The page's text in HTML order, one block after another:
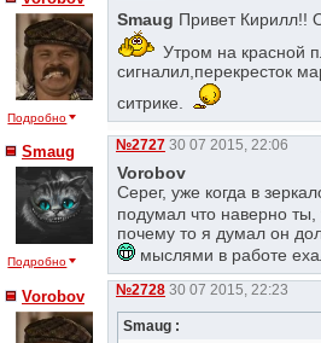
Подробно
Smaug Привет Кирилл!!
Утром на красной
сигналил,перекресток
ситрике.
Smaug
Подробно
№2727 30 07 2015, 22:06
Vorobov
Серег, уже когда в
подумал что наверно
почему то я думал он
мыслями в работе
Vorobov №2728 30 07 2015, 22:23
Smaug :